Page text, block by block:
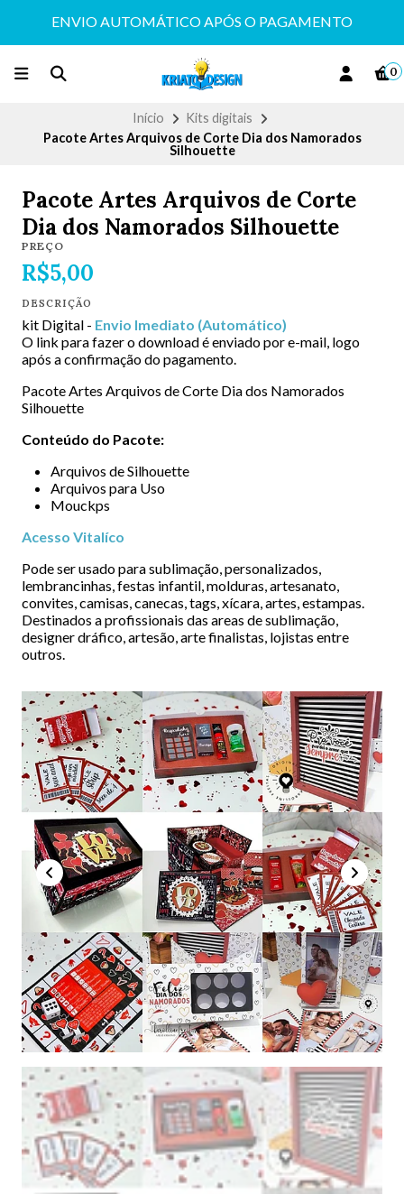
ENVIO AUTOMÁTICO APÓS O PAGAMENTO
0
Início
Kits digitais
Pacote Artes Arquivos de Corte Dia dos Namorados
Silhouette
Pacote Artes Arquivos de Corte
Dia dos Namorados Silhouette
PREÇO
R$5,00
DESCRIÇÃO
kit Digital - Envio Imediato (Automático)
O link para fazer o download é enviado por e-mail, logo
após a confirmação do pagamento.
Pacote Artes Arquivos de Corte Dia dos Namorados
Silhouette
Conteúdo do Pacote:
Arquivos de Silhouette
Arquivos para Uso
Mouckps
Acesso Vitalíco
Pode ser usado para sublimação, personalizados,
lembrancinhas, festas infantil, molduras, artesanato,
convites, camisas, canecas, tags, xícara, artes, estampas.
Destinados a profissionais das areas de sublimação,
designer dráfico, artesão, arte finalistas, lojistas entre
outros.